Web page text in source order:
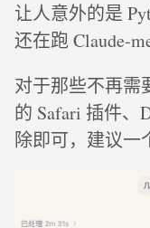
让人意外的是
还在跑 Claude-
对于那些不再需
的 Safari 插件、
除即可，建议一